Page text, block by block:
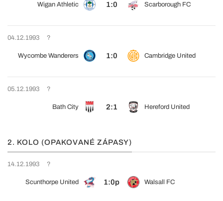
Wigan Athletic 1:0 Scarborough FC
04.12.1993 ?
Wycombe Wanderers 1:0 Cambridge United
05.12.1993 ?
Bath City 2:1 Hereford United
2. KOLO (OPAKOVANÉ ZÁPASY)
14.12.1993 ?
Scunthorpe United 1:0p Walsall FC